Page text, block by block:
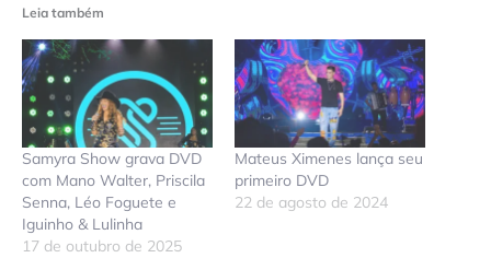
Leia também
Samyra Show grava DVD
com Mano Walter, Priscila
Senna, Léo Foguete e
Iguinho & Lulinha
17 de outubro de 2025
Mateus Ximenes lança seu
primeiro DVD
22 de agosto de 2024